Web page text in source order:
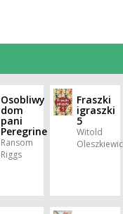
Osobliwy
dom
pani
Peregrine
Ransom
Riggs
Fraszki
igraszki
5
Witold